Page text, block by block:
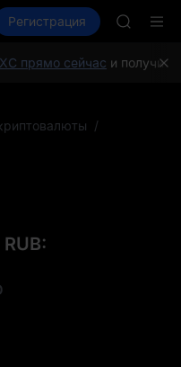
Спот Фьючерсы
Регистрация
ACE
SPCX
прямо сейчаси получите
/